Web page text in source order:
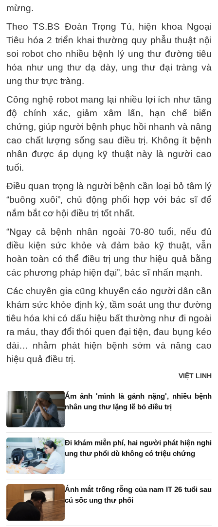
mừng.
Theo TS.BS Đoàn Trọng Tú, hiện khoa Ngoại
Tiêu hóa 2 triển khai thường quy phẫu thuật nội
soi robot cho nhiều bệnh lý ung thư đường tiêu
hóa như ung thư dạ dày, ung thư đại tràng và
ung thư trực tràng.
Công nghệ robot mang lại nhiều lợi ích như tăng
độ chính xác, giảm xâm lấn, hạn chế biến
chứng, giúp người bệnh phục hồi nhanh và nâng
cao chất lượng sống sau điều trị. Không ít bệnh
nhân được áp dụng kỹ thuật này là người cao
tuổi.
Điều quan trọng là người bệnh cần loại bỏ tâm lý
“buông xuôi”, chủ động phối hợp với bác sĩ để
nắm bắt cơ hội điều trị tốt nhất.
“Ngay cả bệnh nhân ngoài 70-80 tuổi, nếu đủ
điều kiện sức khỏe và đảm bảo kỹ thuật, vẫn
hoàn toàn có thể điều trị ung thư hiệu quả bằng
các phương pháp hiện đại”, bác sĩ nhấn mạnh.
Các chuyên gia cũng khuyến cáo người dân cần
khám sức khỏe định kỳ, tầm soát ung thư đường
tiêu hóa khi có dấu hiệu bất thường như đi ngoài
ra máu, thay đổi thói quen đại tiện, đau bụng kéo
dài… nhằm phát hiện bệnh sớm và nâng cao
hiệu quả điều trị.
VIỆT LINH
Ám ảnh 'mình là gánh nặng', nhiều bệnh
nhân ung thư lặng lẽ bỏ điều trị
Đi khám miễn phí, hai người phát hiện nghi
ung thư phổi dù không có triệu chứng
Ánh mắt trống rỗng của nam IT 26 tuổi sau
cú sốc ung thư phổi